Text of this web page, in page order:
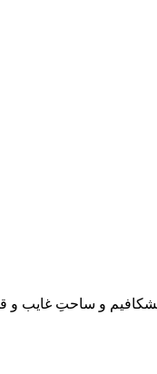
بشکافیم و ساحتِ غایب